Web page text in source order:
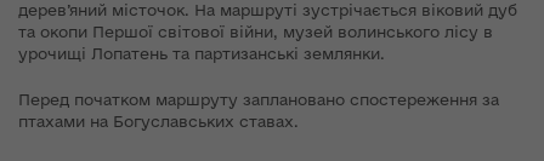
дерев’яний місточок. На маршруті зустрічається віковий дуб
та окопи Першої світової війни, музей волинського лісу в
урочищі Лопатень та партизанські землянки.
Перед початком маршруту заплановано спостереження за
птахами на Богуславських ставах.